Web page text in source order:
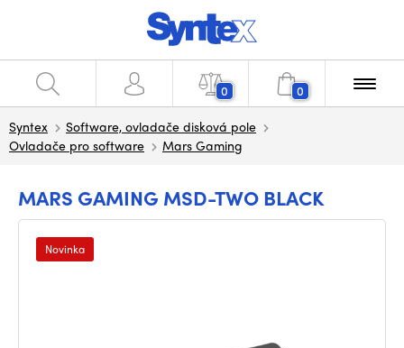
0 0
Syntex
Software, ovladače disková pole
Ovladače pro software
Mars Gaming
MARS GAMING MSD-TWO BLACK
Novinka